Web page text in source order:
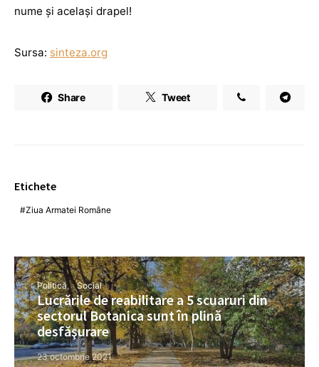
nume și același drapel!
Sursa: sinteza.org
Share Tweet
Etichete
Ziua Armatei Române
Politică Social
Lucrările de reabilitare a 5 scuaruri din
sectorul Botanica sunt în plină
desfăşurare
23 octombrie 2021